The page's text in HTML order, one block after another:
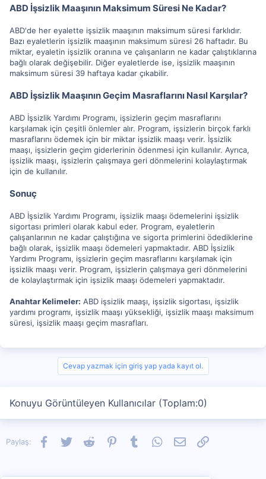
ABD İşsizlik Maaşının Maksimum Süresi Ne Kadar?
ABD'de her eyalette işsizlik maaşının maksimum süresi farklıdır.
Bazı eyaletlerin işsizlik maaşının maksimum süresi 26 haftadır. Bu
miktar, eyaletin işsizlik oranına ve çalışanların ne kadar çalıştıklarına
bağlı olarak değişebilir. Diğer eyaletlerde ise, işsizlik maaşının
maksimum süresi 39 haftaya kadar çıkabilir.
ABD İşsizlik Maaşının Geçim Masraflarını Nasıl Karşılar?
ABD İşsizlik Yardımı Programı, işsizlerin geçim masraflarını
karşılamak için çeşitli önlemler alır. Program, işsizlerin birçok farklı
masraflarını ödemek için bir miktar işsizlik maaşı verir. İşsizlik
maaşı, işsizlerin geçim giderlerinin ödenmesi için kullanılır. Ayrıca,
işsizlik maaşı, işsizlerin çalışmaya geri dönmelerini kolaylaştırmak
için de kullanılır.
Sonuç
ABD İşsizlik Yardımı Programı, işsizlik maaşı ödemelerini işsizlik
sigortası primleri olarak kabul eder. Program, eyaletlerin
çalışanlarının ne kadar çalıştığına ve sigorta primlerini ödediklerine
bağlı olarak, işsizlik maaşı ödemeleri yapmaktadır. ABD İşsizlik
Yardımı Programı, işsizlerin geçim masraflarını karşılamak için
işsizlik maaşı verir. Program, işsizlerin çalışmaya geri dönmelerini
de kolaylaştırmak için işsizlik maaşı ödemeleri yapmaktadır.
Anahtar Kelimeler: ABD işsizlik maaşı, işsizlik sigortası, işsizlik
yardımı programı, işsizlik maaşı yüksekliği, işsizlik maaşı maksimum
süresi, işsizlik maaşı geçim masrafları.
Cevap yazmak için giriş yap yada kayıt ol.
Konuyu Görüntüleyen Kullanıcılar (Toplam:0)
Paylaş: Facebook
TwitterReddit PinterestTumblrWhatsApp
E-postaLink